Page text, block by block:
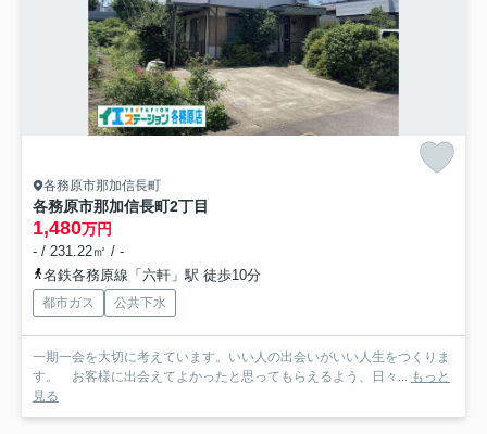
各務原市那加信長町
各務原市那加信長町2丁目
1,480万円
- / 231.22㎡ / -
名鉄各務原線「六軒」駅 徒歩10分
都市ガス 公共下水
一期一会を大切に考えています。いい人の出会いがいい人生をつくりま
す。 お客様に出会えてよかったと思ってもらえるよう、日々...
もっと
見る